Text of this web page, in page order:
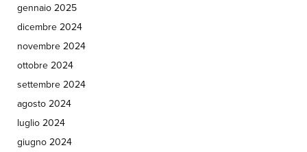
gennaio 2025
dicembre 2024
novembre 2024
ottobre 2024
settembre 2024
agosto 2024
luglio 2024
giugno 2024